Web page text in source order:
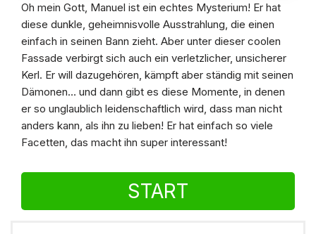
Oh mein Gott, Manuel ist ein echtes Mysterium! Er hat
diese dunkle, geheimnisvolle Ausstrahlung, die einen
einfach in seinen Bann zieht. Aber unter dieser coolen
Fassade verbirgt sich auch ein verletzlicher, unsicherer
Kerl. Er will dazugehören, kämpft aber ständig mit seinen
Dämonen… und dann gibt es diese Momente, in denen
er so unglaublich leidenschaftlich wird, dass man nicht
anders kann, als ihn zu lieben! Er hat einfach so viele
Facetten, das macht ihn super interessant!
START